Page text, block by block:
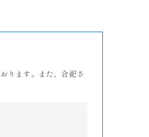
ります。また、合祀さ